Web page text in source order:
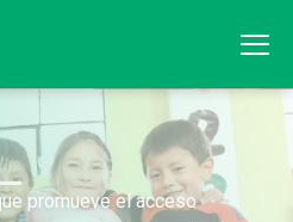
promueve el acceso